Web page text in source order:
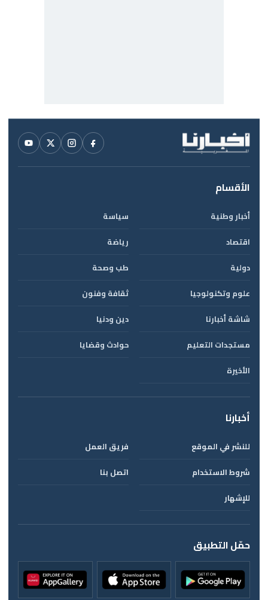
الأقسام
أخبار وطنية
سياسة
اقتصاد
رياضة
دولية
طب وصحة
علوم وتكنولوجيا
ثقافة وفنون
شاشة أخبارنا
دين ودنيا
مستجدات التعليم
حوادث وقضايا
الأخيرة
أخبارنا
للنشر في الموقع
فريق العمل
شروط الاستخدام
اتصل بنا
للإشهار
حمّل التطبيق